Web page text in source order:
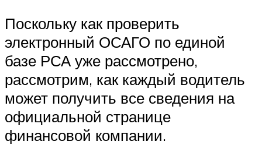
Поскольку как проверить
электронный ОСАГО по единой
базе РСА уже рассмотрено,
рассмотрим, как каждый водитель
может получить все сведения на
официальной странице
финансовой компании.